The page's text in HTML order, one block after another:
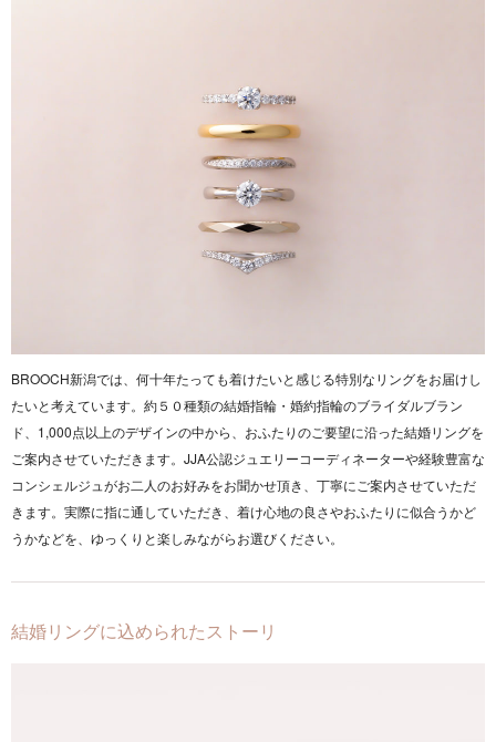
BROOCH新潟では、何十年たっても着けたいと感じる特別なリングをお届けし
たいと考えています。約５０種類の結婚指輪・婚約指輪のブライダルブラン
ド、1,000点以上のデザインの中から、おふたりのご要望に沿った結婚リングを
ご案内させていただきます。JJA公認ジュエリーコーディネーターや経験豊富な
コンシェルジュがお二人のお好みをお聞かせ頂き、丁寧にご案内させていただ
きます。実際に指に通していただき、着け心地の良さやおふたりに似合うかど
うかなどを、ゆっくりと楽しみながらお選びください。
結婚リングに込められたストーリ